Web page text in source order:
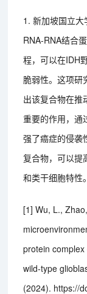
1. 新加坡国立
RNA-RNA结合
程，可以在IDH
脆弱性。这项研
出该复合物在推
重要的作用，通
强了癌症的侵袭
复合物，可以提
和类干细胞特性。
[1] Wu, L.,
protein
wild-type
(2024). https://